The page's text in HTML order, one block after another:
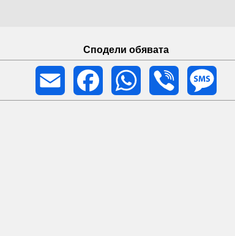
Сподели обявата
Email
Facebook WhatsApp Viber